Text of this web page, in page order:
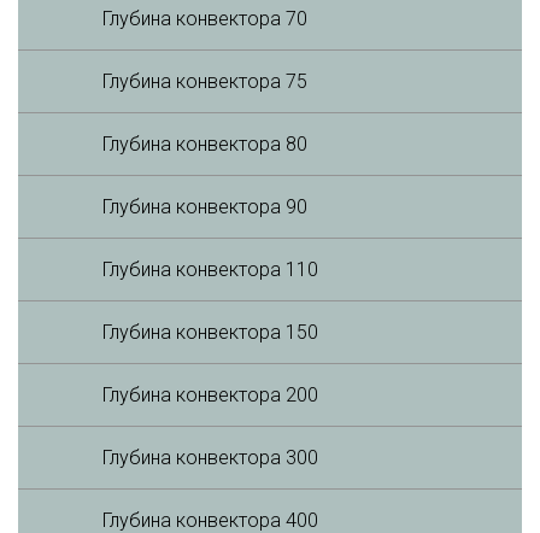
Глубина конвектора 70
Глубина конвектора 75
Глубина конвектора 80
Глубина конвектора 90
Глубина конвектора 110
Глубина конвектора 150
Глубина конвектора 200
Глубина конвектора 300
Глубина конвектора 400